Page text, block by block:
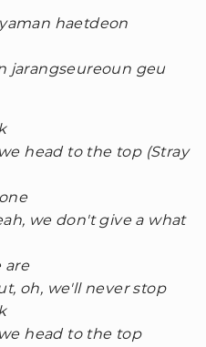
haetdeon
jarangseureoun geu
head to the top (Stray
we don't give a what
are
oh, we'll never stop
head to the top